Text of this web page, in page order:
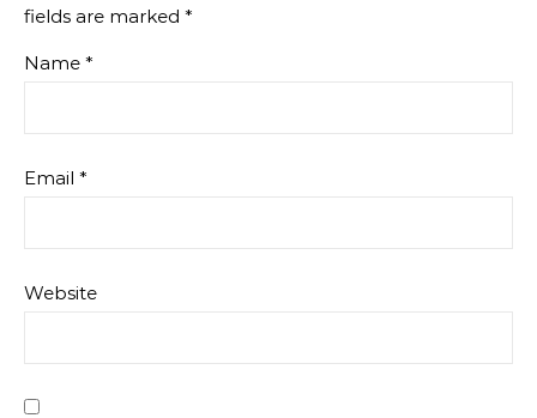
fields are marked *
Name *
Email *
Website